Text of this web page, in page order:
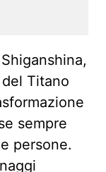
Titano
sempre
persone.